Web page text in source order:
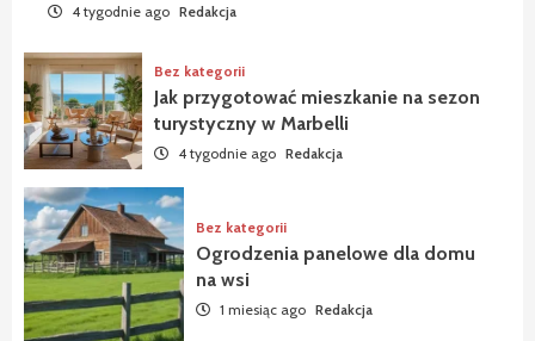
4 tygodnie ago Redakcja
Bez kategorii
Jak przygotować mieszkanie na sezon
turystyczny w Marbelli
4 tygodnie ago Redakcja
Bez kategorii
Ogrodzenia panelowe dla domu
na wsi
1 miesiąc ago Redakcja